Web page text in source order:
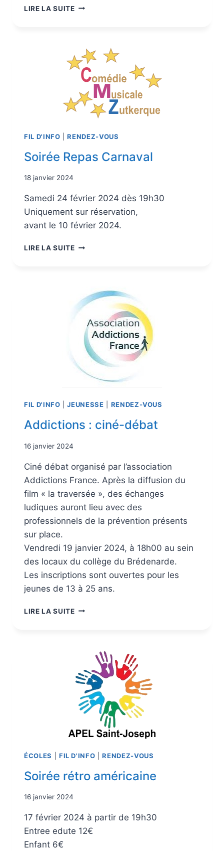
LIRE LA SUITE
FIL D'INFO |RENDEZ-VOUS
Soirée Repas Carnaval
18 janvier 2024
Samedi 24 février 2024 dès 19h30
Uniquement sur réservation,
avant le 10 février 2024.
LIRE LA SUITE
FIL D'INFO |JEUNESSE RENDEZ-VOUS
Addictions : ciné-débat
16 janvier 2024
Ciné débat organisé par l’association
Addictions France. Après la diffusion du
film « la traversée », des échanges
ludiques auront lieu avec des
professionnels de la prévention présents
sur place.
Vendredi 19 janvier 2024, à 18h00 au sein
des locaux du collège du Brédenarde.
Les inscriptions sont ouvertes pour les
jeunes de 13 à 25 ans.
LIRE LA SUITE
ÉCOLES FIL D'INFO |RENDEZ-VOUS
Soirée rétro américaine
16 janvier 2024
17 février 2024 à partir de 19h30
Entree edute 12€
Enfant 6€